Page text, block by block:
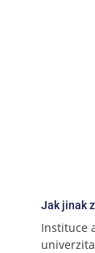
Jak jinak
Instituce